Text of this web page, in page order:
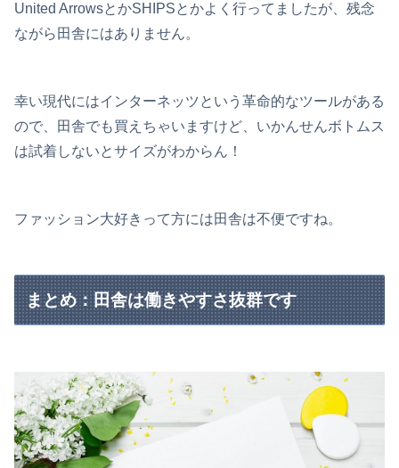
United ArrowsとかSHIPSとかよく行ってましたが、残念
ながら田舎にはありません。
幸い現代にはインターネッツという革命的なツールがある
ので、田舎でも買えちゃいますけど、いかんせんボトムス
は試着しないとサイズがわからん！
ファッション大好きって方には田舎は不便ですね。
まとめ：田舎は働きやすさ抜群です